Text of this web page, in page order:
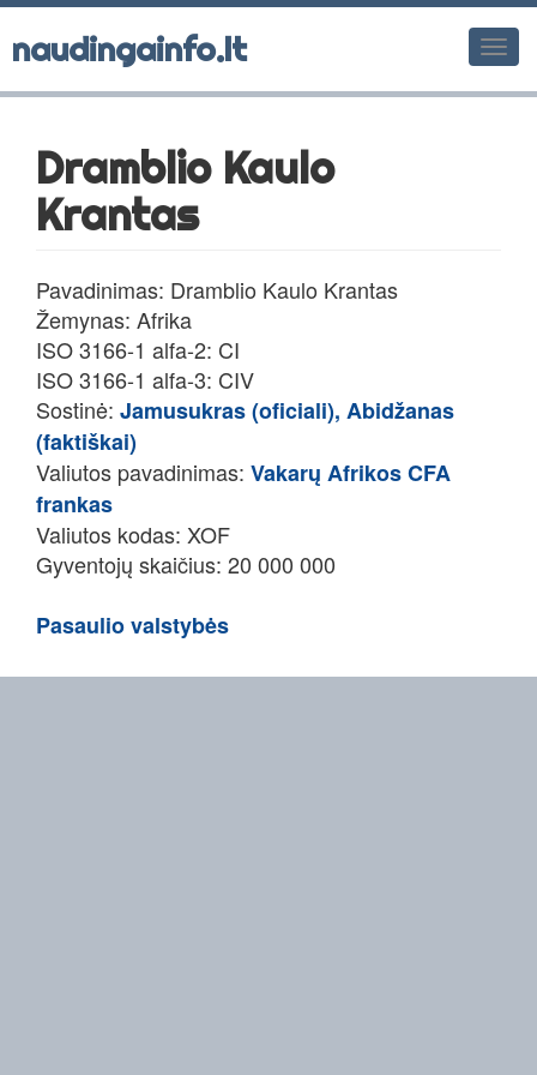
naudingainfo.lt
Dramblio Kaulo
Krantas
Pavadinimas: Dramblio Kaulo Krantas
Žemynas: Afrika
ISO 3166-1 alfa-2: CI
ISO 3166-1 alfa-3: CIV
Sostinė: Jamusukras (oficiali), Abidžanas
(faktiškai)
Valiutos pavadinimas: Vakarų Afrikos CFA
frankas
Valiutos kodas: XOF
Gyventojų skaičius: 20 000 000
Pasaulio valstybės